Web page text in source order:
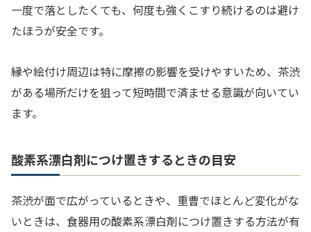
一度で落としたくても、何度も強くこすり続けるのは避け
たほうが安全です。
縁や絵付け周辺は特に摩擦の影響を受けやすいため、茶渋
がある場所だけを狙って短時間で済ませる意識が向いてい
ます。
酸素系漂白剤につけ置きするときの目安
茶渋が面で広がっているときや、重曹でほとんど変化がな
いときは、食器用の酸素系漂白剤につけ置きする方法が有